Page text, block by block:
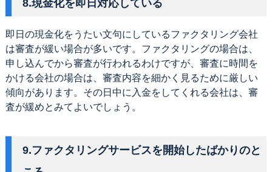
8.現金化を即日対応している
即日の現金化をうたい文句にしているファクタリング会社
は審査が緩い場合が多いです。ファクタリングの場合は、
申し込んでから審査が行われるわけですが、審査に時間を
かける会社の場合は、審査内容を細かく見るために厳しい
傾向があります。その日中に入金をしてくれる会社は、審
査が緩めとみてよいでしょう。
9.ファクタリングサービスを開始したばかりのと